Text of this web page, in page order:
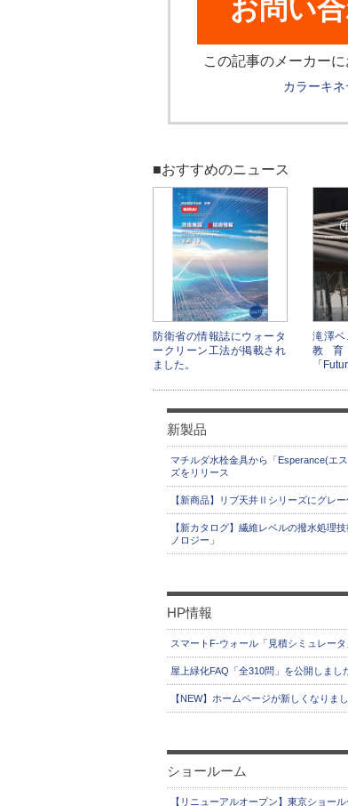
お問い
この記事のメーカー
カラーキ
■おすすめのニュース
防衛省の情報誌にウォータ
ークリーン工法が掲載され
ました。
滝澤
教
「
新製品
マチルダ水栓金具から「Esperance(エ
ズをリリース
【新商品】リブ天井Ⅱシリーズにグレ
【新カタログ】繊維レベルの撥水処理
ノロジー」
HP情報
スマートF-ウォール「見積シミュレー
屋上緑化FAQ「全310問」を公開しまし
【NEW】ホームページが新しくなりまし
ショールーム
【リニューアルオープン】東京ショー